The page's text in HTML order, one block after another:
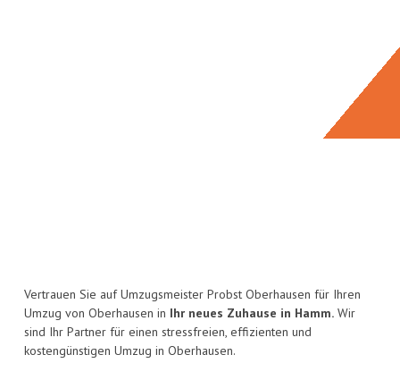
Vertrauen Sie auf Umzugsmeister Probst Oberhausen für Ihren
Umzug von Oberhausen in Ihr neues Zuhause in Hamm. Wir
sind Ihr Partner für einen stressfreien, effizienten und
kostengünstigen Umzug in Oberhausen.